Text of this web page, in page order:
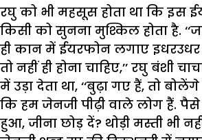
रघु को भी महसूस होता था कि इस
किसी को सुनना मुश्किल होता है. ‘‘
ही कान में ईयरफोन लगाए इधरउधर
तो नहीं ही होना चाहिए,’’ रघु बंशी
में उड़ा देता था, ‘‘बुढ़ा गए हैं, तो बोलेंगे
कि हम जेनजी पीढ़ी वाले लोग हैं. पैसे
हुआ, जीना छोड़ दें? थोड़ी मस्ती भी